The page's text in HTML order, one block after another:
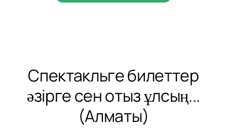
Спектакльге билеттер
әзірге сен отыз ұлсың...
(Алматы)